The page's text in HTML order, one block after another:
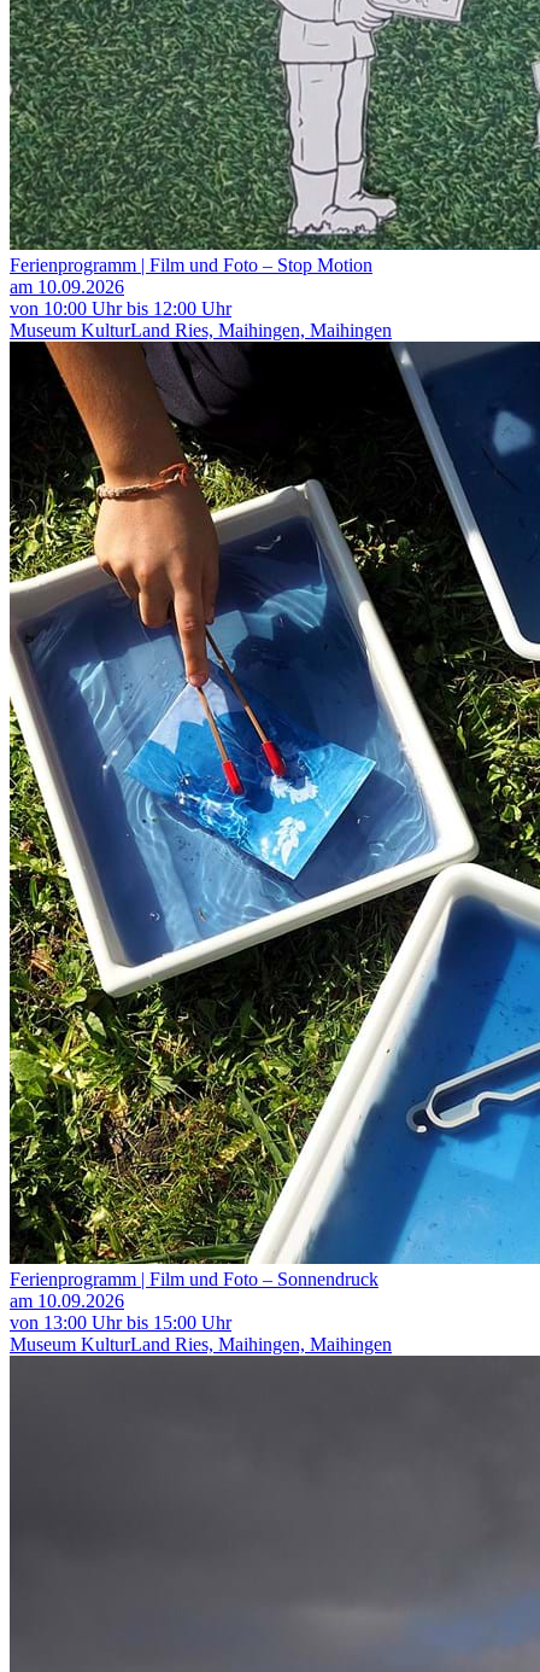
Ferienprogramm | Film und Foto – Stop Motion
am 10.09.2026
von 10:00 Uhr bis 12:00 Uhr
Museum KulturLand Ries, Maihingen, Maihingen
Ferienprogramm | Film und Foto – Sonnendruck
am 10.09.2026
von 13:00 Uhr bis 15:00 Uhr
Museum KulturLand Ries, Maihingen, Maihingen